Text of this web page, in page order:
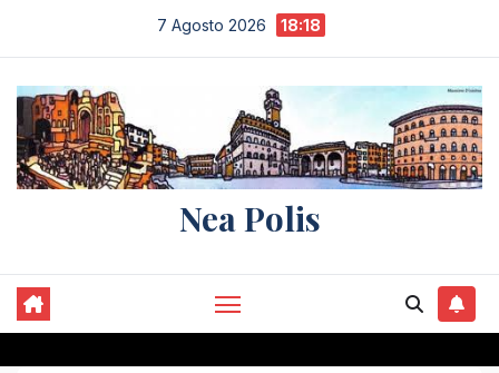
contenuto
7 Agosto 2026 18:18
Nea Polis